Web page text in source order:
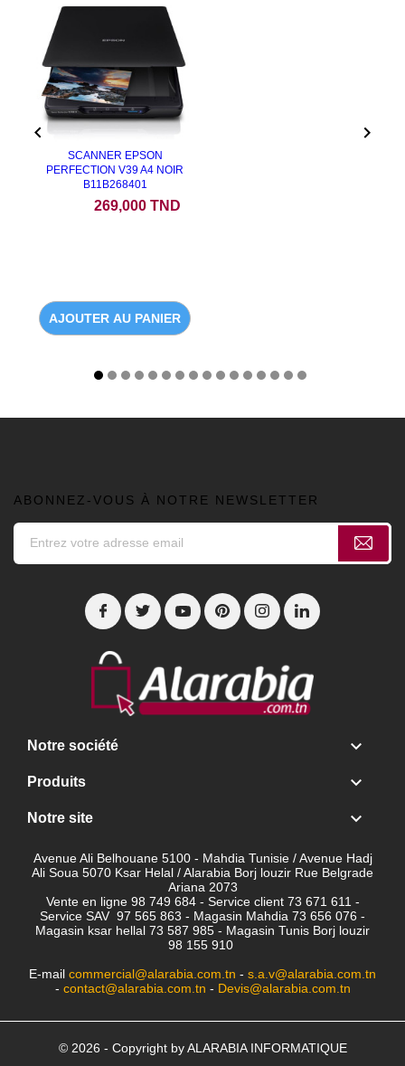
SCANNER EPSON
PERFECTION V39 A4 NOIR
B11B268401
269,000 TND
AJOUTER AU PANIER
 
ABONNEZ-VOUS À NOTRE NEWSLETTER
Notre société 
Produits 
Notre site 
Avenue Ali Belhouane 5100 - Mahdia Tunisie / Avenue Hadj
Ali Soua 5070 Ksar Helal / Alarabia Borj louzir Rue Belgrade
Ariana 2073
Vente en ligne 98 749 684 - Service client 73 671 611 -
Service SAV 97 565 863 - Magasin Mahdia 73 656 076 -
Magasin ksar hellal 73 587 985 - Magasin Tunis Borj louzir
98 155 910
E-mail commercial@alarabia.com.tn - s.a.v@alarabia.com.tn
- contact@alarabia.com.tn - Devis@alarabia.com.tn
© 2026 - Copyright by ALARABIA INFORMATIQUE